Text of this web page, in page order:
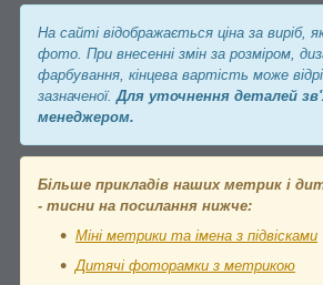
На сайті відображається ціна за виріб,
фото. При внесенні змін за розміром,
фарбування, кінцева вартість може
зазначеної. Для уточнення деталей
менеджером.
Більше прикладів наших метрик і
- тисни на посилання нижче:
Міні метрики та імена з підвісками
Дитячі фоторамки з метрикою